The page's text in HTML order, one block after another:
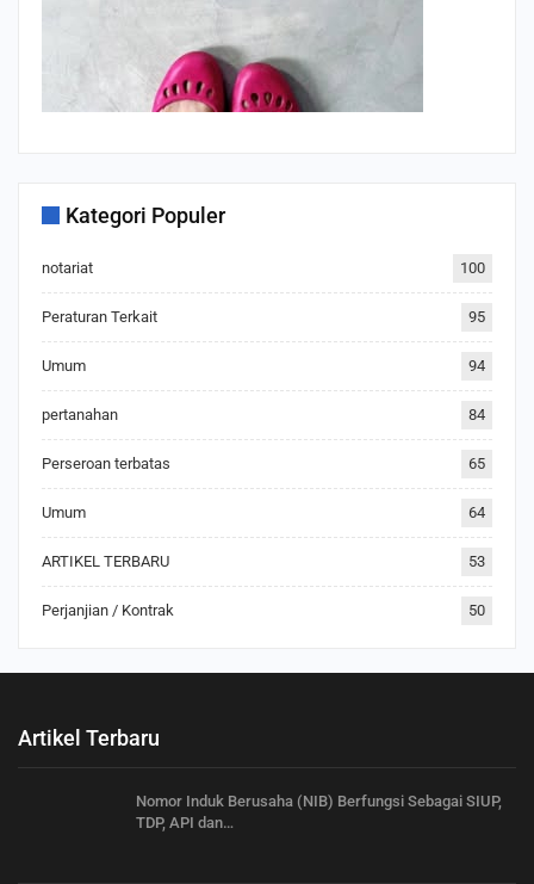
Kategori Populer
notariat 100
Peraturan Terkait 95
Umum 94
pertanahan 84
Perseroan terbatas 65
Umum 64
ARTIKEL TERBARU 53
Perjanjian / Kontrak 50
Artikel Terbaru
Nomor Induk Berusaha (NIB) Berfungsi Sebagai SIUP,
TDP, API dan…